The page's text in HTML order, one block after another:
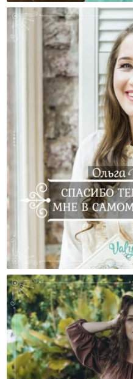
Спасибо Тем, Кто